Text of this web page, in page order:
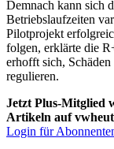
Demnach kann sich
Betriebslaufzeiten
Pilotprojekt
folgen, erklärte die
erhofft sich,
regulieren.
Jetzt Plus-Mitglied
Artikeln auf
Login für